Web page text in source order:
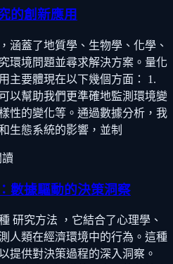
的創新應用
涵蓋了地質學、生物學、化學、
環境問題並尋求解決方案。量化
主要體現在以下幾個方面： 1.
以幫助我們更準確地監測環境變
性的變化等。通過數據分析，我
生態系統的影響，並制
數據驅動的決策洞察
研究方法 ，它結合了心理學、
人類在經濟環境中的行為。這種
提供對決策過程的深入洞察。